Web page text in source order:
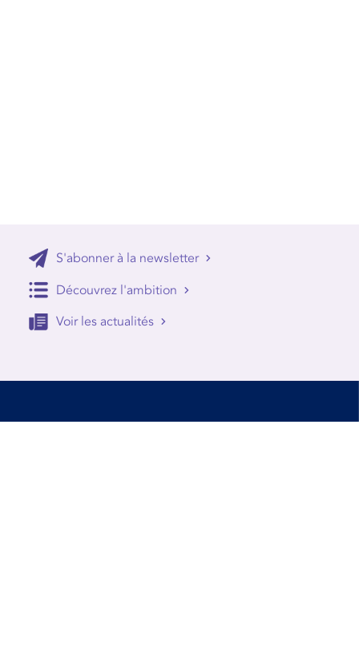
S'abonner à la newsletter
Découvrez l'ambition
Voir les actualités